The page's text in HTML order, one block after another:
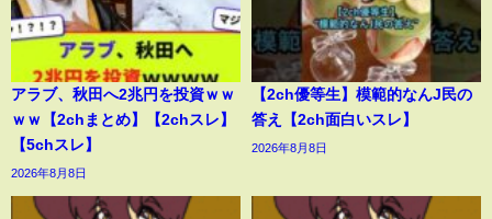
アラブ、秋田へ2兆円を投資ｗｗ
ｗｗ【2chまとめ】【2chスレ】
【5chスレ】
2026年8月8日
【2ch優等生】模範的なんJ民の
答え【2ch面白いスレ】
2026年8月8日